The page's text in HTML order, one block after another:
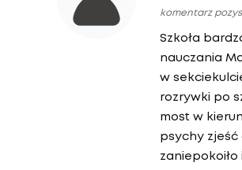
komentarz
Szkoła
nauczania
w
rozrywki po
most w
psychy zjeść